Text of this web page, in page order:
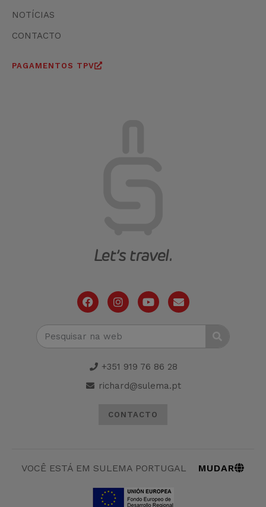
NOTÍCIAS
CONTACTO
PAGAMENTOS TPV
+351 919 76 86 28
richard@sulema.pt
CONTACTO
VOCÊ ESTÁ EM SULEMA PORTUGAL MUDAR